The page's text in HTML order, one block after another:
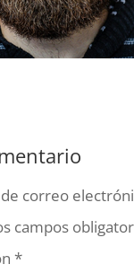
correo
campos
*